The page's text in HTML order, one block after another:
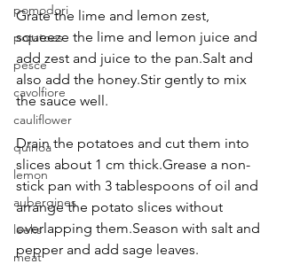
pomodori
potatoes
pesce
cavolfiore
cauliflower
quinoa
lemon
aubergines
leeks
meat
Grate the lime and lemon zest,
squeeze the lime and lemon juice and
add zest and juice to the pan.Salt and
also add the honey.Stir gently to mix
the sauce well.
Drain the potatoes and cut them into
slices about 1 cm thick.Grease a non-
stick pan with 3 tablespoons of oil and
arrange the potato slices without
overlapping them.Season with salt and
pepper and add sage leaves.